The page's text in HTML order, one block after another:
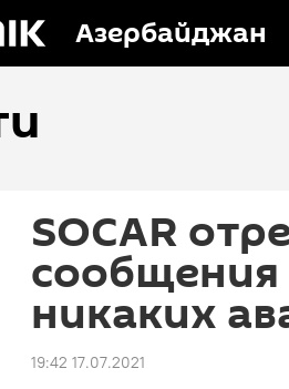
Азербайджан
SOCAR
сообщения
никаких
19:42 17.07.2021